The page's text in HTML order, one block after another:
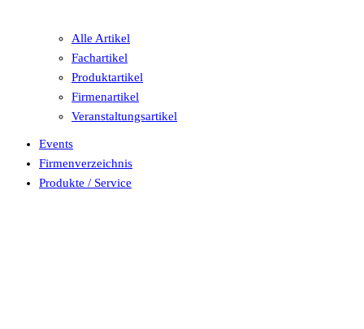
Alle Artikel
Fachartikel
Produktartikel
Firmenartikel
Veranstaltungsartikel
Events
Firmenverzeichnis
Produkte / Service